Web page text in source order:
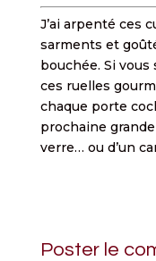
J’ai arpenté ces
sarments et
bouchée. Si
ces ruelles
chaque porte
prochaine
verre… ou d’un
Poster le